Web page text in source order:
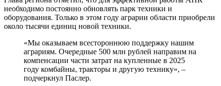
необходимо постоянно обновлять парк техники и
оборудования. Только в этом году аграрии области приобрели
около тысячи единиц новой техники.
«Мы оказываем всестороннюю поддержку нашим
аграриям. Очередные 500 млн рублей направим на
компенсации части затрат на купленные в 2025
году комбайны, тракторы и другую технику», –
подчеркнул Паслер.